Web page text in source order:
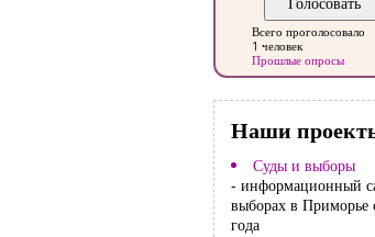
Всего проголосовало
1 человек
Прошлые опросы
Наши
Суды и выборы
- информационный
выборах в Приморье
года